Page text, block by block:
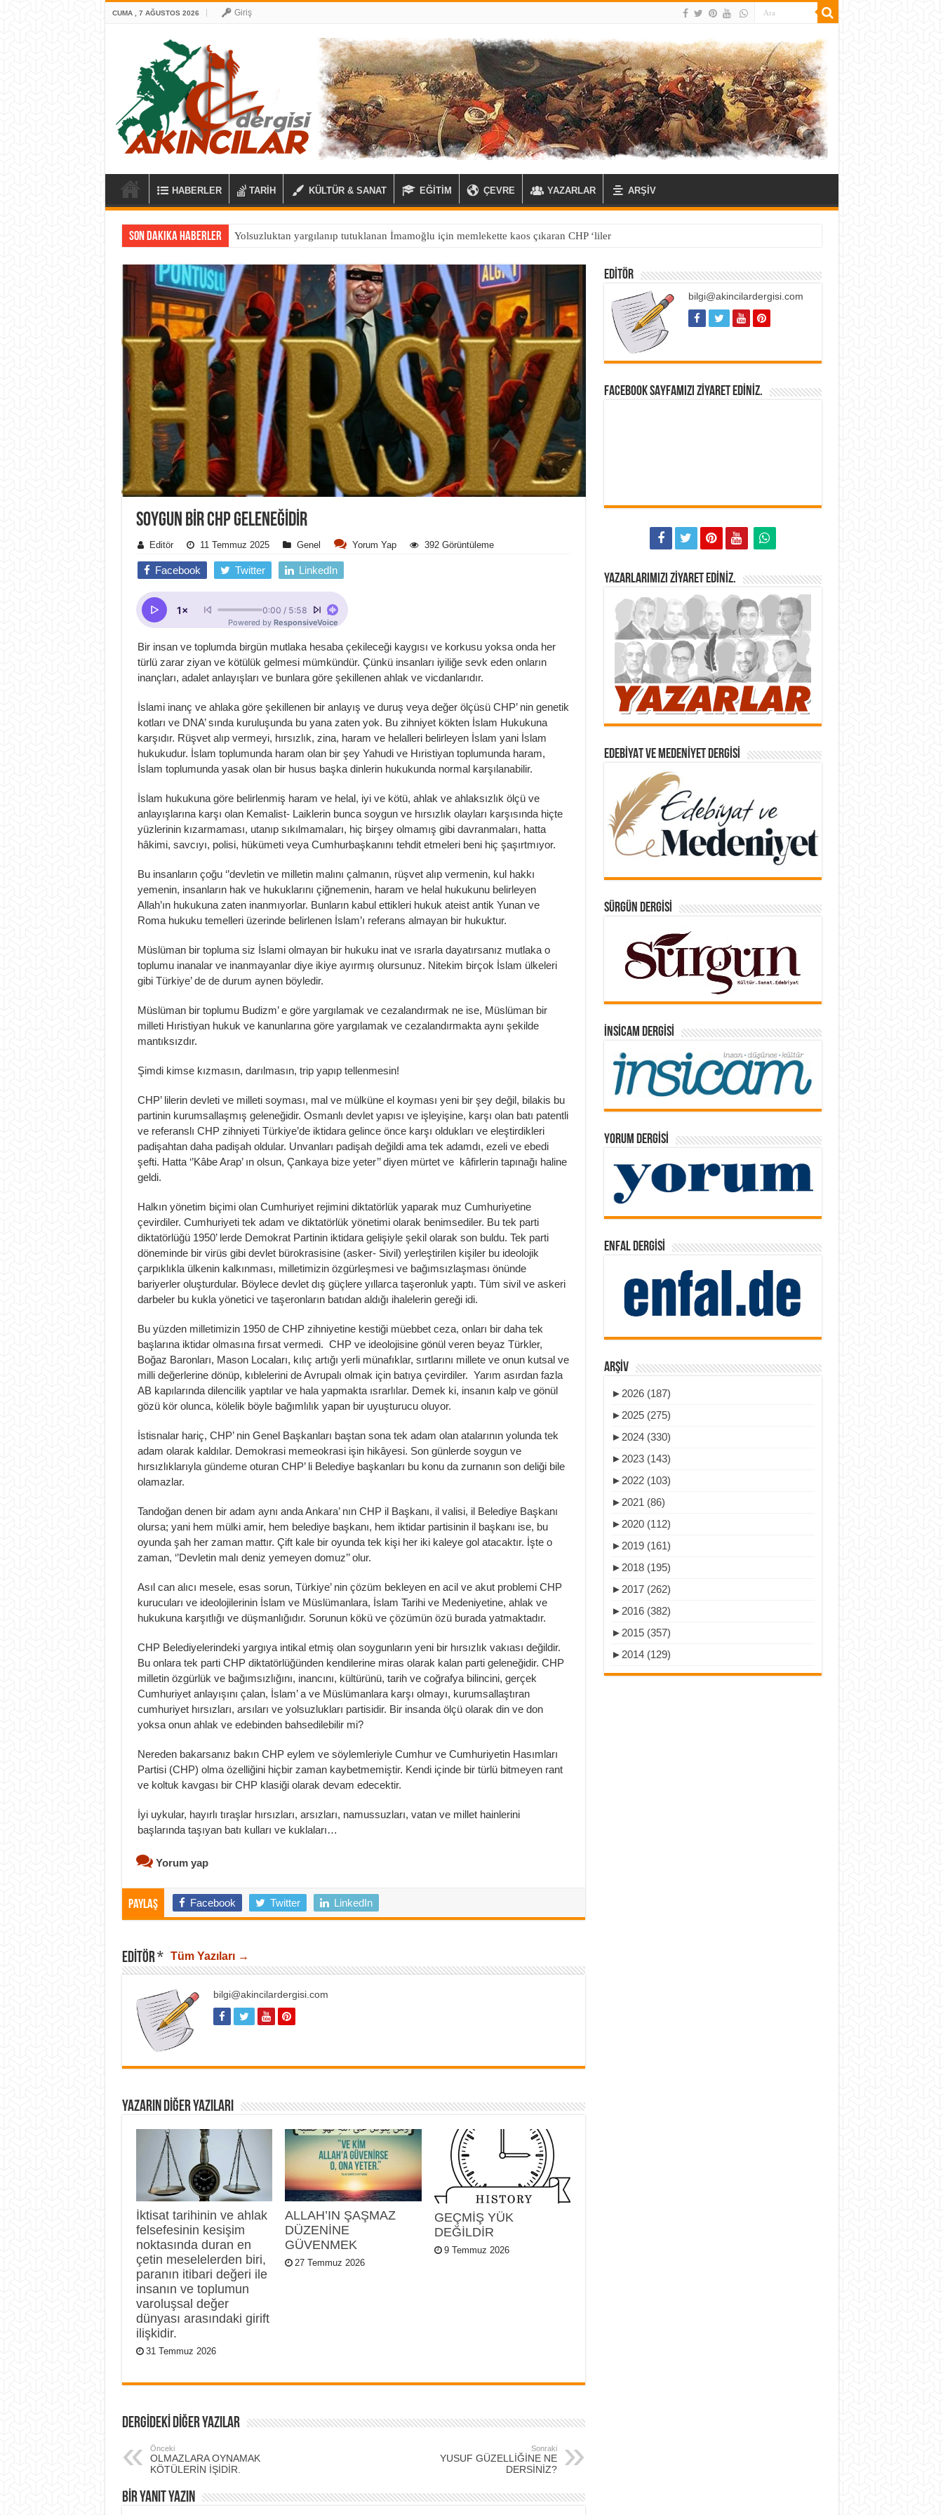
CUMA , 7 AĞUSTOS 2026 Giriş
HABERLER TARİH KÜLTÜR & SANAT EĞİTİM ÇEVRE YAZARLAR ARŞİV
Son Dakika Haberler
SOYGUN BIR CHP GELENEĞIDIR
Editör 11 Temmuz 2025 Genel Yorum Yap 392 Görüntüleme
Facebook Twitter LinkedIn
Bir insan ve toplumda birgün mutlaka hesaba çekileceği kaygısı ve korkusu yoksa onda her
türlü zarar ziyan ve kötülük gelmesi mümkündür. Çünkü insanları iyiliğe sevk eden onların
inançları, adalet anlayışları ve bunlara göre şekillenen ahlak ve vicdanlarıdır.
İslami inanç ve ahlaka göre şekillenen bir anlayış ve duruş veya değer ölçüsü CHP’ nin genetik
kotları ve DNA’ sında kuruluşunda bu yana zaten yok. Bu zihniyet kökten İslam Hukukuna
karşıdır. Rüşvet alıp vermeyi, hırsızlık, zina, haram ve helalleri belirleyen İslam yani İslam
hukukudur. İslam toplumunda haram olan bir şey Yahudi ve Hıristiyan toplumunda haram,
İslam toplumunda yasak olan bir husus başka dinlerin hukukunda normal karşılanabilir.
İslam hukukuna göre belirlenmiş haram ve helal, iyi ve kötü, ahlak ve ahlaksızlık ölçü ve
anlayışlarına karşı olan Kemalist- Laiklerin bunca soygun ve hırsızlık olayları karşısında hiçte
yüzlerinin kızarmaması, utanıp sıkılmamaları, hiç birşey olmamış gibi davranmaları, hatta
hâkimi, savcıyı, polisi, hükümeti veya Cumhurbaşkanını tehdit etmeleri beni hiç şaşırtmıyor.
Bu insanların çoğu ‘’devletin ve milletin malını çalmanın, rüşvet alıp vermenin, kul hakkı
yemenin, insanların hak ve hukuklarını çiğnemenin, haram ve helal hukukunu belirleyen
Allah’ın hukukuna zaten inanmıyorlar. Bunların kabul ettikleri hukuk ateist antik Yunan ve
Roma hukuku temelleri üzerinde belirlenen İslam’ı referans almayan bir hukuktur.
Müslüman bir topluma siz İslami olmayan bir hukuku inat ve ısrarla dayatırsanız mutlaka o
toplumu inanalar ve inanmayanlar diye ikiye ayırmış olursunuz. Nitekim birçok İslam ülkeleri
gibi Türkiye’ de de durum aynen böyledir.
Müslüman bir toplumu Budizm’ e göre yargılamak ve cezalandırmak ne ise, Müslüman bir
milleti Hıristiyan hukuk ve kanunlarına göre yargılamak ve cezalandırmakta aynı şekilde
mantıksızdır.
Şimdi kimse kızmasın, darılmasın, trip yapıp tellenmesin!
CHP’ lilerin devleti ve milleti soyması, mal ve mülküne el koyması yeni bir şey değil, bilakis bu
partinin kurumsallaşmış geleneğidir. Osmanlı devlet yapısı ve işleyişine, karşı olan batı patentli
ve referanslı CHP zihniyeti Türkiye’de iktidara gelince önce karşı oldukları ve eleştirdikleri
padişahtan daha padişah oldular. Unvanları padişah değildi ama tek adamdı, ezeli ve ebedi
şefti. Hatta ‘’Kâbe Arap’ ın olsun, Çankaya bize yeter’’ diyen mürtet ve kâfirlerin tapınağı haline
geldi.
Halkın yönetim biçimi olan Cumhuriyet rejimini diktatörlük yaparak muz Cumhuriyetine
çevirdiler. Cumhuriyeti tek adam ve diktatörlük yönetimi olarak benimsediler. Bu tek parti
diktatörlüğü 1950’ lerde Demokrat Partinin iktidara gelişiyle şekil olarak son buldu. Tek parti
döneminde bir virüs gibi devlet bürokrasisine (asker- Sivil) yerleştirilen kişiler bu ideolojik
çarpıklıkla ülkenin kalkınması, milletimizin özgürleşmesi ve bağımsızlaşması önünde
bariyerler oluşturdular. Böylece devlet dış güçlere yıllarca taşeronluk yaptı. Tüm sivil ve askeri
darbeler bu kukla yönetici ve taşeronların batıdan aldığı ihalelerin gereği idi.
Bu yüzden milletimizin 1950 de CHP zihniyetine kestiği müebbet ceza, onları bir daha tek
başlarına iktidar olmasına fırsat vermedi. CHP ve ideolojisine gönül veren beyaz Türkler,
Boğaz Baronları, Mason Locaları, kılıç artığı yerli münafıklar, sırtlarını millete ve onun kutsal ve
milli değerlerine dönüp, kıblelerini de Avrupalı olmak için batıya çevirdiler. Yarım asırdan fazla
AB kapılarında dilencilik yaptılar ve hala yapmakta ısrarlılar. Demek ki, insanın kalp ve gönül
gözü kör olunca, kölelik böyle bağımlılık yapan bir uyuşturucu oluyor.
İstisnalar hariç, CHP’ nin Genel Başkanları baştan sona tek adam olan atalarının yolunda tek
adam olarak kaldılar. Demokrasi memeokrasi işin hikâyesi. Son günlerde soygun ve
hırsızlıklarıyla gündeme oturan CHP’ li Belediye başkanları bu konu da zurnanın son deliği bile
olamazlar.
Tandoğan denen bir adam aynı anda Ankara’ nın CHP il Başkanı, il valisi, il Belediye Başkanı
olursa; yani hem mülki amir, hem belediye başkanı, hem iktidar partisinin il başkanı ise, bu
oyunda şah her zaman mattır. Çift kale bir oyunda tek kişi her iki kaleye gol atacaktır. İşte o
zaman, ‘’Devletin malı deniz yemeyen domuz’’ olur.
Asıl can alıcı mesele, esas sorun, Türkiye’ nin çözüm bekleyen en acil ve akut problemi CHP
kurucuları ve ideolojilerinin İslam ve Müslümanlara, İslam Tarihi ve Medeniyetine, ahlak ve
hukukuna karşıtlığı ve düşmanlığıdır. Sorunun kökü ve çözümün özü burada yatmaktadır.
CHP Belediyelerindeki yargıya intikal etmiş olan soygunların yeni bir hırsızlık vakıası değildir.
Bu onlara tek parti CHP diktatörlüğünden kendilerine miras olarak kalan parti geleneğidir. CHP
milletin özgürlük ve bağımsızlığını, inancını, kültürünü, tarih ve coğrafya bilincini, gerçek
Cumhuriyet anlayışını çalan, İslam’ a ve Müslümanlara karşı olmayı, kurumsallaştıran
cumhuriyet hırsızları, arsıları ve yolsuzlukları partisidir. Bir insanda ölçü olarak din ve don
yoksa onun ahlak ve edebinden bahsedilebilir mi?
Nereden bakarsanız bakın CHP eylem ve söylemleriyle Cumhur ve Cumhuriyetin Hasımları
Partisi (CHP) olma özelliğini hiçbir zaman kaybetmemiştir. Kendi içinde bir türlü bitmeyen rant
ve koltuk kavgası bir CHP klasiği olarak devam edecektir.
İyi uykular, hayırlı tıraşlar hırsızları, arsızları, namussuzları, vatan ve millet hainlerini
başlarında taşıyan batı kulları ve kuklaları…
Yorum yap
Paylaş Facebook Twitter LinkedIn
EDITÖR * Tüm Yazıları →
bilgi@akincilardergisi.com
YAZARIN DIĞER YAZILARI
İktisat tarihinin ve ahlak
felsefesinin kesişim
noktasında duran en
çetin meselelerden biri,
paranın itibari değeri ile
insanın ve toplumun
varoluşsal değer
dünyası arasındaki girift
ilişkidir.
31 Temmuz 2026
ALLAH’IN ŞAŞMAZ
DÜZENİNE
GÜVENMEK
27 Temmuz 2026
GEÇMİŞ YÜK
DEĞİLDİR
9 Temmuz 2026
DERGİDEKİ DİĞER YAZILAR
Önceki
OLMAZLARA OYNAMAK
KÖTÜLERİN İŞİDİR.
Sonraki
YUSUF GÜZELLİĞİNE NE
DERSİNİZ?
BIR YANIT YAZIN
EDITÖR
bilgi@akincilardergisi.com
FACEBOOK SAYFAMIZI ZIYARET EDINIZ.
YAZARLARIMIZI ZIYARET EDINIZ.
EDEBIYAT VE MEDENIYET DERGISI
SÜRGÜN DERGISI
İNSICAM DERGISI
YORUM DERGISI
ENFAL DERGISI
ARŞIV
► 2026 (187)
► 2025 (275)
► 2024 (330)
► 2023 (143)
► 2022 (103)
► 2021 (86)
► 2020 (112)
► 2019 (161)
► 2018 (195)
► 2017 (262)
► 2016 (382)
► 2015 (357)
► 2014 (129)